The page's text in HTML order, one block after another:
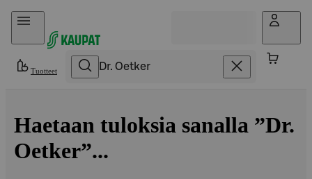
Hyppää sisältöön
Tuotteet
Haetaan tuloksia sanalla ”Dr.
Oetker”...